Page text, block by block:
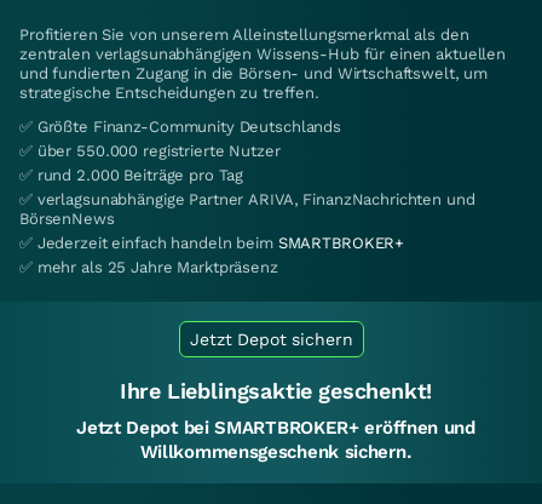
Profitieren Sie von unserem Alleinstellungsmerkmal als den
zentralen verlagsunabhängigen Wissens-Hub für einen aktuellen
und fundierten Zugang in die Börsen- und Wirtschaftswelt, um
strategische Entscheidungen zu treffen.
✅ Größte Finanz-Community Deutschlands
✅ über 550.000 registrierte Nutzer
✅ rund 2.000 Beiträge pro Tag
✅ verlagsunabhängige Partner ARIVA, FinanzNachrichten und
BörsenNews
✅ Jederzeit einfach handeln beim SMARTBROKER+
✅ mehr als 25 Jahre Marktpräsenz
Jetzt Depot sichern
Ihre Lieblingsaktie geschenkt!
Jetzt Depot bei SMARTBROKER+ eröffnen und
Willkommensgeschenk sichern.